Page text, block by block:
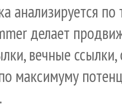
анализируется
делает
вечные
максимуму